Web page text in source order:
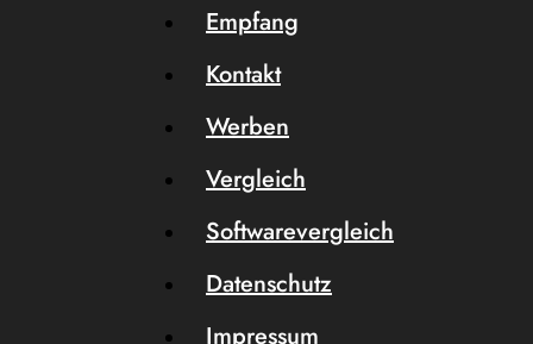
Empfang
Kontakt
Werben
Vergleich
Softwarevergleich
Datenschutz
Impressum